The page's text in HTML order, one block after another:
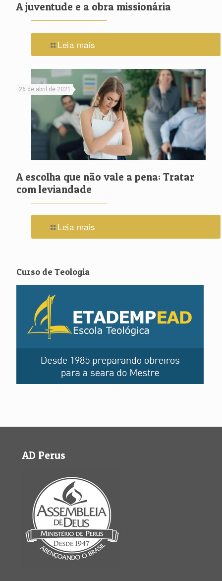
A juventude e a obra missionária
Leia mais
26 de abril de 2021
A escolha que não vale a pena: Tratar
com leviandade
Leia mais
Curso de Teologia
AD Perus